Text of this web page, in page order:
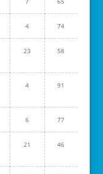
4 74
23 58
4 91
6 77
21 46